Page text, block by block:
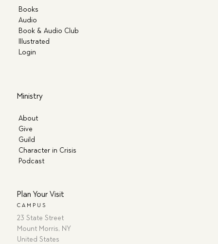
Books
Audio
Book & Audio Club
Illustrated
Login
Ministry
About
Give
Guild
Character in Crisis
Podcast
Plan Your Visit
CAMPUS
23 State Street
Mount Morris, NY
United States